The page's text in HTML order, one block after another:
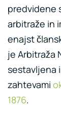
predvidene
arbitraže in
enajst
je Arbitraža
sestavljena
zahtevami
1876.